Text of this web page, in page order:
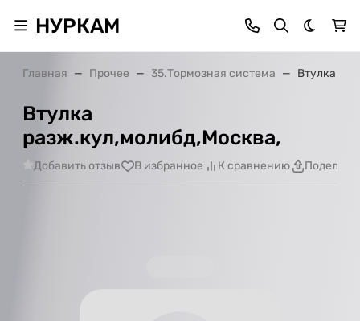
НУРКАМ Темная
Главная Прочее 35.Тормозная система Втулка
Втулка
разж.кул,молибд,Москва,
Добавить отзыв В избранное К сравнению